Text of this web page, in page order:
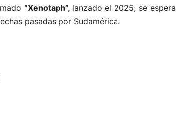
“Xenotaph”, lanzado el 2025; se espera
pasadas por Sudamérica.